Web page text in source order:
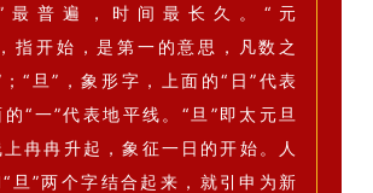
最普遍，时间最长久。“元
指开始，是第一 的意思，凡数之
；“旦”，象形字，上面的“日”代表
“一”代表地平线。 “旦”即太元旦
冉冉升起，象征一日的开始。
人
旦”两个字结合起来，就引申为新